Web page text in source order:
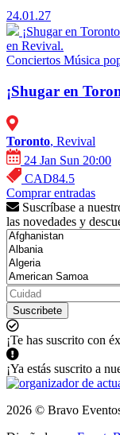
24.01.27
¡Shugar en
en Revival.
Conciertos Música
¡Shugar en
Toronto, Revival
24 Jan Sun 20:00
CAD84.5
Comprar entradas
Suscríbase a
las novedades y
Suscribete
¡Te has suscrito con
¡Ya estás suscrito a
2026 © Bravo